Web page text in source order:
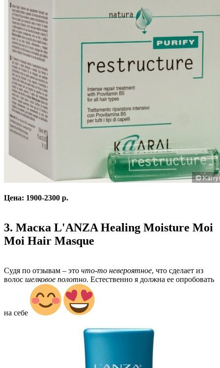
Цена: 1900-2300 р.
3. Маска L'ANZA Healing Moisture Moi
Moi Hair Masque
Судя по отзывам – это что-то невероятное, что сделает из
волос шелковое полотно. Естественно я должна ее опробовать
на себе